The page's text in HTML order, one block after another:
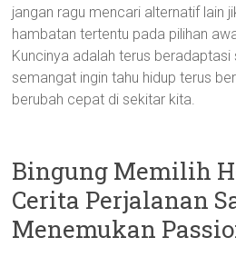
jangan ragu mencari alternatif lain
hambatan tertentu pada pilihan
Kuncinya adalah terus beradaptasi
semangat ingin tahu hidup terus
berubah cepat di sekitar kita.
Bingung Memilih
Cerita Perjalanan
Menemukan